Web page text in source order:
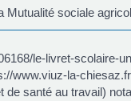
Mutualité sociale
le-livret-
www.viuz-la-
santé au travail)